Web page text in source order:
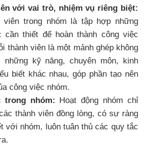
với vai trò, nhiệm vụ riêng biệt:
viên trong nhóm là tập hợp những
cần thiết để hoàn thành công việc
thành viên là một mảnh ghép không
kỹ năng, chuyên môn, kinh
biết khác nhau, góp phần tạo nên
công việc nhóm.
trong nhóm: Hoạt động nhóm chỉ
thành viên đồng lòng, có sự ràng
với nhóm, luôn tuân thủ các quy tắc